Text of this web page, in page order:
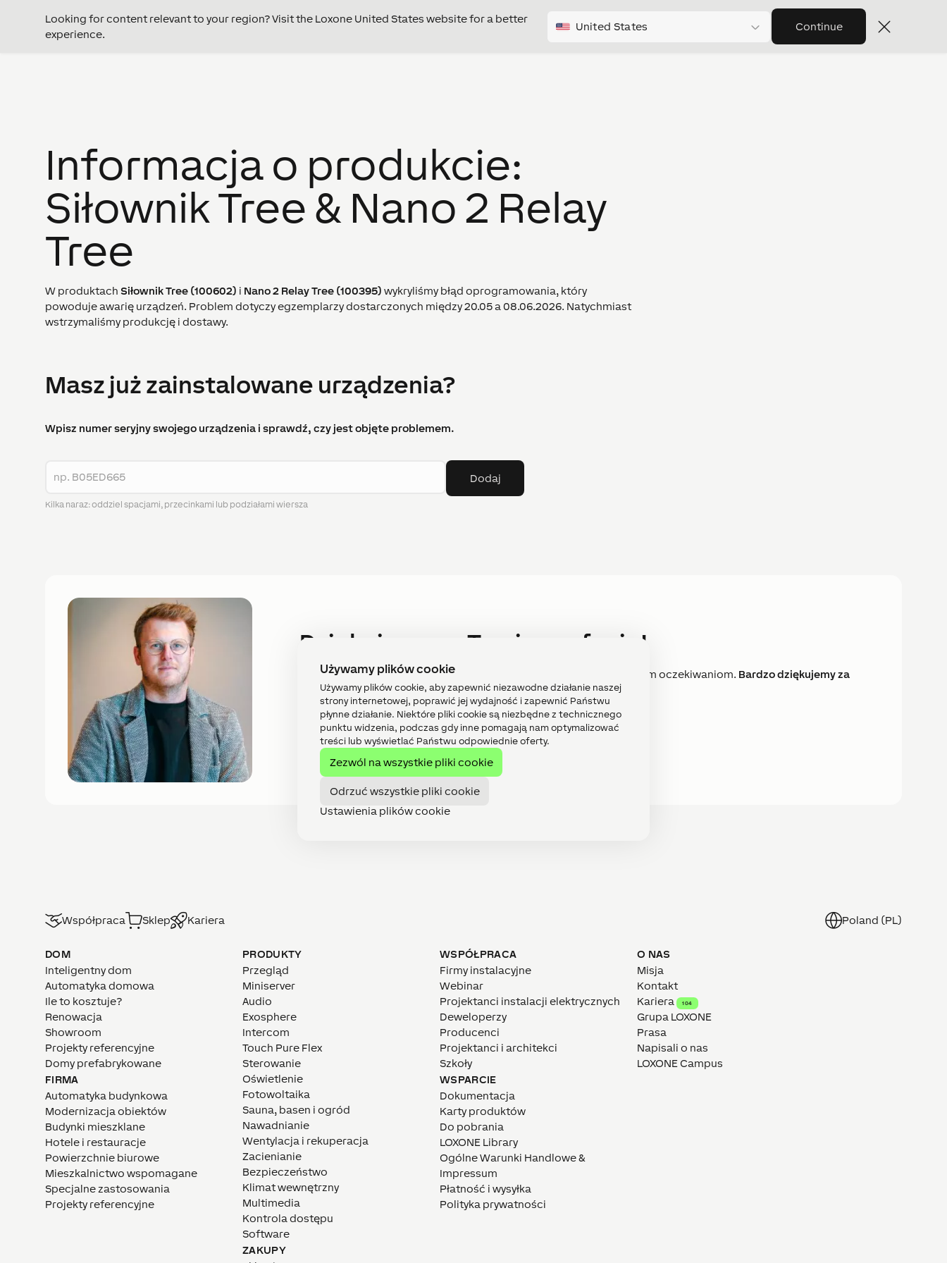
Używamy plików cookie
Używamy plików cookie, aby zapewnić niezawodne działanie naszej
strony internetowej, poprawić jej wydajność i zapewnić Państwu
płynne działanie. Niektóre pliki cookie są niezbędne z technicznego
punktu widzenia, podczas gdy inne pomagają nam optymalizować
treści lub wyświetlać Państwu odpowiednie oferty.
Zezwól na wszystkie pliki cookie
Odrzuć wszystkie pliki cookie
Ustawienia plików cookie
Looking for content relevant to your region? Visit the Loxone United States website for a better
experience.
United States Continue
Informacja o produkcie:
Siłownik Tree & Nano 2 Relay
Tree
W produktach Siłownik Tree (100602) i Nano 2 Relay Tree (100395) wykryliśmy błąd oprogramowania, który
powoduje awarię urządzeń. Problem dotyczy egzemplarzy dostarczonych między 20.05 a 08.06.2026. Natychmiast
wstrzymaliśmy produkcję i dostawy.
Masz już zainstalowane urządzenia?
Wpisz numer seryjny swojego urządzenia i sprawdź, czy jest objęte problemem.
Dodaj
Kilka naraz: oddziel spacjami, przecinkami lub podziałami wiersza
Dziękujemy za Twoje zaufanie!
Wiemy, że polegasz na naszych produktach – chcemy sprostać Twoim oczekiwaniom. Bardzo dziękujemy za
zrozumienie i cierpliwość!
Markus Schauberger
Vice President Products
Współpraca Sklep Kariera Poland (PL)
DOM
Inteligentny dom
Automatyka domowa
Ile to kosztuje?
Renowacja
Showroom
Projekty referencyjne
Domy prefabrykowane
FIRMA
Automatyka budynkowa
Modernizacja obiektów
Budynki mieszklane
Hotele i restauracje
Powierzchnie biurowe
Mieszkalnictwo wspomagane
Specjalne zastosowania
Projekty referencyjne
PRODUKTY
Przegląd
Miniserver
Audio
Exosphere
Intercom
Touch Pure Flex
Sterowanie
Oświetlenie
Fotowoltaika
Sauna, basen i ogród
Nawadnianie
Wentylacja i rekuperacja
Zacienianie
Bezpieczeństwo
Klimat wewnętrzny
Multimedia
Kontrola dostępu
Software
ZAKUPY
WSPÓŁPRACA
Firmy instalacyjne
Webinar
Projektanci instalacji elektrycznych
Deweloperzy
Producenci
Projektanci i architekci
Szkoły
WSPARCIE
Dokumentacja
Karty produktów
Do pobrania
LOXONE Library
Ogólne Warunki Handlowe &
Impressum
Płatność i wysyłka
Polityka prywatności
O NAS
Misja
Kontakt
Kariera
104
Grupa LOXONE
Prasa
Napisali o nas
LOXONE Campus